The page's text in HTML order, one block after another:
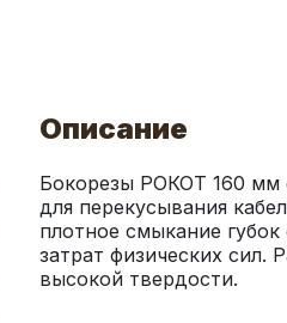
Описание
Бокорезы РОКОТ 160 мм
для перекусывания
плотное смыкание
затрат физических сил.
высокой твердости.